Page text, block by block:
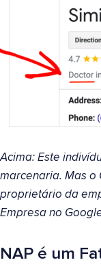
Acima: Este
marcenaria. Mas o
proprietário da
Empresa no
NAP é um